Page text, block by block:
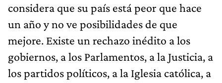
considera que su país está peor que hace
un año y no ve posibilidades de que
mejore. Existe un rechazo inédito a los
gobiernos, a los Parlamentos, a la Justicia, a
los partidos políticos, a la Iglesia católica, a